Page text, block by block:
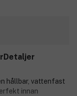
Detaljer
hållbar, vattenfast
innan